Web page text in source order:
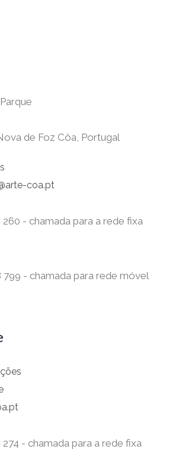
de Foz Côa, Portugal
coa.pt
260 - chamada para a rede fixa
799 - chamada para rede móvel
274 - chamada para a rede fixa